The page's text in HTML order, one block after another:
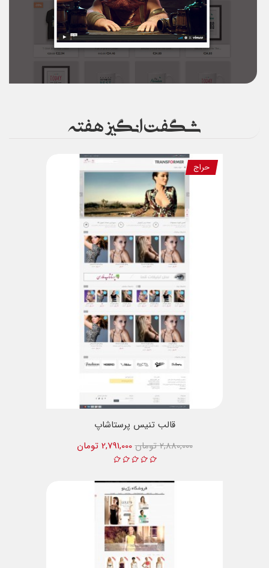
شگفت انگیز هفته
حراج
قالب تنیس پرستاشاپ
2,791,000 تومان
2,880,000 تومان